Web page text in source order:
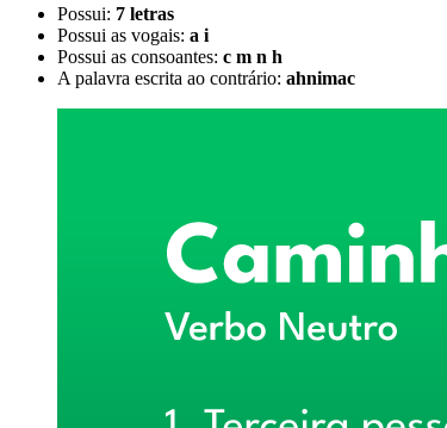
Possui: 7 letras
Possui as vogais: a i
Possui as consoantes: c m n h
A palavra escrita ao contrário: ahnimac